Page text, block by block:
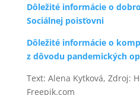
Dôležité informácie o
Sociálnej poisťovni
Dôležité informácie o
z dôvodu pandemických
Text: Alena Kytková, Zdroj:
Freepik.com